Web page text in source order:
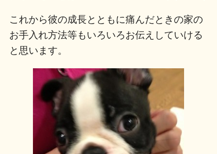
これから彼の成長とともに痛んだときの家の
お手入れ方法等もいろいろお伝えしていける
と思います。